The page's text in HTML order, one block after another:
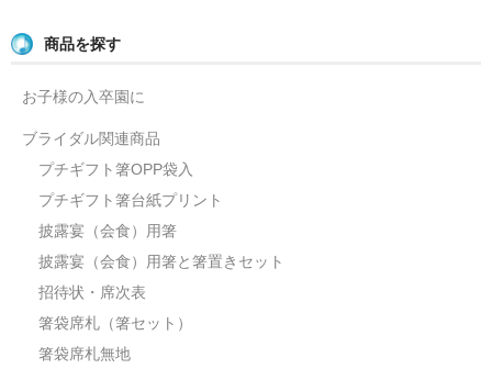
商品を探す
お子様の入卒園に
ブライダル関連商品
プチギフト箸OPP袋入
プチギフト箸台紙プリント
披露宴（会食）用箸
披露宴（会食）用箸と箸置きセット
招待状・席次表
箸袋席札（箸セット）
箸袋席札無地